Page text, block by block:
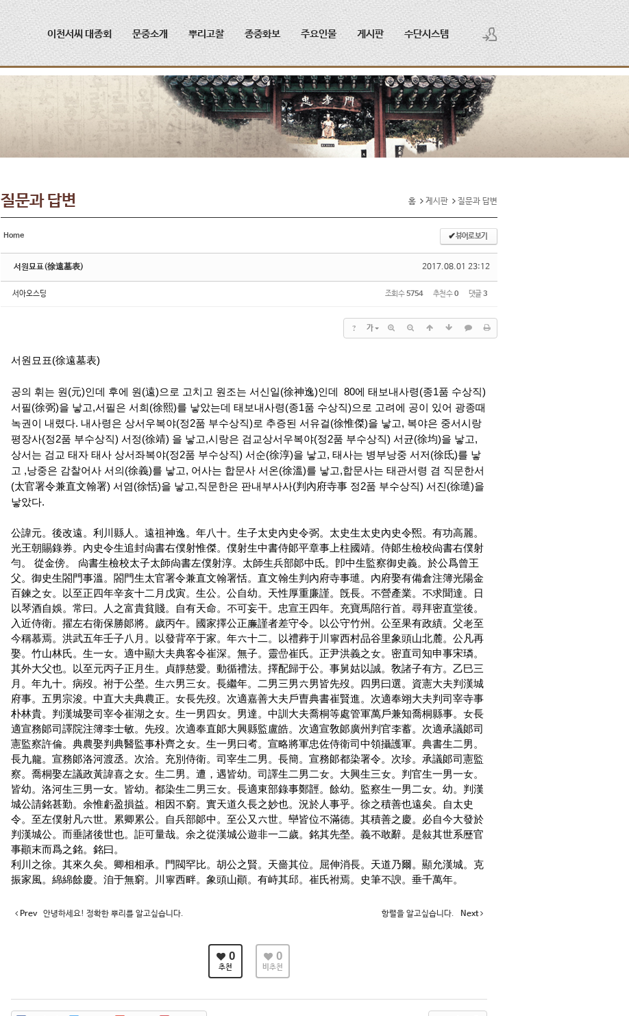
메뉴 건너뛰기
로그인
회원가입
이천서씨 대종회 문중소개 뿌리고찰 종중화보 주요인물 게시판 수단시스템
질문과 답변 홈 게시판 질문과 답변
Home ✔뷰어로 보기
2017.08.01 23:12
서원묘표(徐遠墓表)
서아오스딩 조회 수5754 추천 수0 댓글3
? 가
서원묘표(徐遠墓表)
공의 휘는 원(元)인데 후에 원(遠)으로 고치고 원조는 서신일(徐神逸)인데 80에 태보내사령(종1품 수상직)
서필(徐弼)을 낳고,서필은 서희(徐熙)를 낳았는데 태보내사령(종1품 수상직)으로 고려에 공이 있어 광종때
녹권이 내렸다. 내사령은 상서우복야(정2품 부수상직)로 추증된 서유걸(徐惟傑)을 낳고, 복야은 중서시랑
평장사(정2품 부수상직) 서정(徐靖) 을 낳고,시랑은 검교상서우복야(정2품 부수상직) 서균(徐均)을 낳고,
상서는 검교 태자 태사 상서좌복야(정2품 부수상직) 서순(徐淳)을 낳고, 태사는 병부낭중 서저(徐氐)를 낳
고 ,낭중은 감찰어사 서의(徐義)를 낳고, 어사는 합문사 서온(徐溫)를 낳고,합문사는 태관서령 겸 직문한서
(太官署令兼直文翰署) 서염(徐恬)을 낳고,직문한은 판내부사사(判內府寺事 정2품 부수상직) 서진(徐璡)을
낳았다.
公諱元。後改遠。利川縣人。遠祖神逸。年八十。生子太史內史令弼。太史生太史內史令煕。有功高麗。
光王朝賜錄券。內史令生追封尙書右僕射惟傑。僕射生中書侍郞平章事上柱國靖。侍郞生檢校尙書右僕射
勻。 從金傍。
尙書生檢校太子太師尙書左僕射淳。太師生兵部郞中氐。卽中生監察御史義。於公爲曾王
父。御史生閤門事溫。閤門生太官署令兼直文翰署恬。直文翰生判內府寺事璡。內府娶有備倉注簿光陽金
百鍊之女。以至正四年辛亥十二月戊寅。生公。公自幼。天性厚重廉謹。旣長。不營產業。不求聞達。日
以琴酒自娛。常曰。人之富貴貧賤。自有天命。不可妄干。忠宣王四年。充寶馬陪行首。尋拜密直堂後。
入近侍衛。擢左右衛保勝郞將。歲丙午。國家擇公正廉謹者差守令。以公守竹州。公至果有政績。父老至
今稱慕焉。洪武五年壬子八月。以發背卒于家。年六十二。以禮葬于川寧西村品谷里象頭山北麓。公凡再
娶。 竹山林氏。生一女。適中顯大夫典客令崔深。無子。靈嵒崔氏。正尹洪義之女。密直司知申事宋璘。
其外大父也。以至元丙子正月生。貞靜慈愛。動循禮法。擇配歸于公。事舅姑以誠。敎諸子有方。乙巳三
月。年九十。病歿。祔于公塋。生六男三女。長繼年。二男三男六男皆先歿。四男曰選。資憲大夫判漢城
府事。五男宗浚。中直大夫典農正。女長先歿。次適嘉善大夫戶曺典書崔賢進。次適奉翊大夫判司宰寺事
朴林貴。判漢城娶司宰令崔湖之女。生一男四女。男達。中訓大夫喬桐等處管軍萬戶兼知喬桐縣事。女長
適宣務郞司譯院注簿李士敏。先歿。次適奉直郞大興縣監盧皓。次適宣敎郞廣州判官李蓄。次適承議郞司
憲監察許倫。典農娶判典醫監事朴齊之女。生一男曰耇。宣略將軍忠佐侍衛司中領攝護軍。典書生二男。
長九龍。宣務郞洛河渡丞。次洽。充別侍衛。司宰生二男。長簡。宣務郞都染署令。次珍。承議郞司憲監
察。喬桐娶左議政黃諱喜之女。生二男。遭，遇皆幼。司譯生二男二女。大興生三女。判官生一男一女。
皆幼。洛河生三男一女。皆幼。都染生二男三女。長適東部錄事鄭䪫。餘幼。監察生一男二女。幼。判漢
城公請銘甚勤。余惟虧盈損益。相因不窮。實天道久長之妙也。況於人事乎。徐之積善也遠矣。自太史
令。至左僕射凡六世。累卿累公。自兵部郞中。至公又六世。卛皆位不滿德。其積善之慶。必自今大發於
判漢城公。而垂諸後世也。詎可量哉。余之從漢城公遊非一二歲。銘其先塋。義不敢辭。是敍其世系歷官
事顚末而爲之銘。銘曰。
利川之徐。其來久矣。卿相相承。門閥罕比。胡公之賢。天嗇其位。屈伸消長。天道乃爾。顯允漢城。克
振家風。綿綿餘慶。洎于無窮。川寧西畔。象頭山顚。有峙其邱。崔氏祔焉。史筆不諛。垂千萬年。
Prev 안녕하세요! 정확한 뿌리를 알고싶습니다. 항렬을 알고싶습니다. Next
0
추천
0
비추천